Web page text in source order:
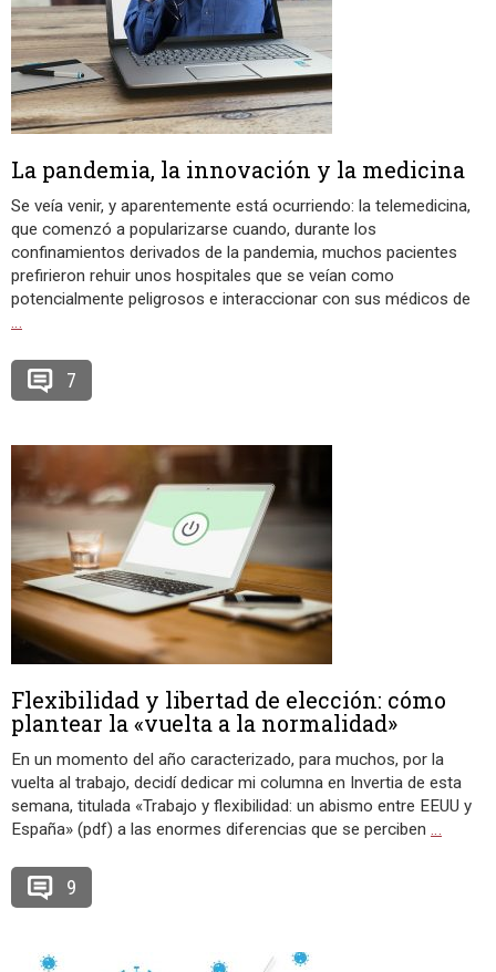
La pandemia, la innovación y la medicina
Se veía venir, y aparentemente está ocurriendo: la telemedicina,
que comenzó a popularizarse cuando, durante los
confinamientos derivados de la pandemia, muchos pacientes
prefirieron rehuir unos hospitales que se veían como
potencialmente peligrosos e interaccionar con sus médicos de
…
7
Flexibilidad y libertad de elección: cómo
plantear la «vuelta a la normalidad»
En un momento del año caracterizado, para muchos, por la
vuelta al trabajo, decidí dedicar mi columna en Invertia de esta
semana, titulada «Trabajo y flexibilidad: un abismo entre EEUU y
España» (pdf) a las enormes diferencias que se perciben …
9